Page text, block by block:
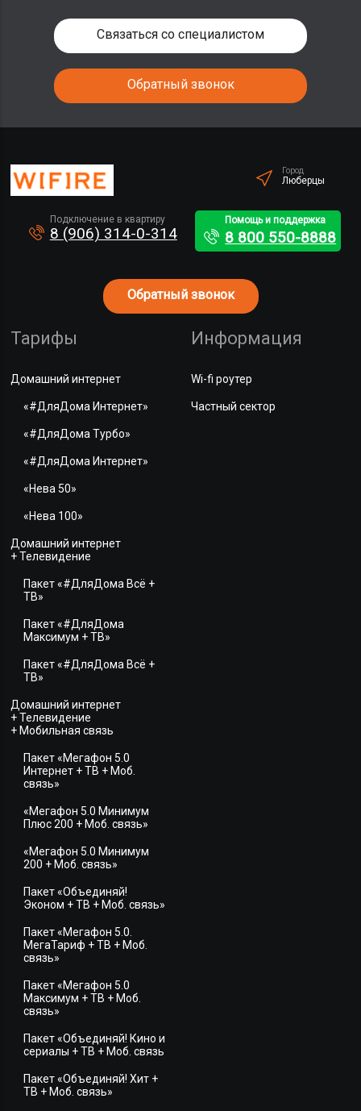
Связаться со специалистом
Обратный звонок
Город
Люберцы
Подключение в квартиру
8 (906) 314-0-314
Помощь и поддержка
8 800 550-8888
Обратный звонок
Тарифы
Домашний интернет
«#ДляДома Интернет»
«#ДляДома Турбо»
«#ДляДома Интернет»
«Нева 50»
«Нева 100»
Домашний интернет
+ Телевидение
Пакет «#ДляДома Всё +
ТВ»
Пакет «#ДляДома
Максимум + ТВ»
Пакет «#ДляДома Всё +
ТВ»
Домашний интернет
+ Телевидение
+ Мобильная связь
Пакет «Мегафон 5.0
Интернет + ТВ + Моб.
связь»
«Мегафон 5.0 Минимум
Плюс 200 + Моб. связь»
«Мегафон 5.0 Минимум
200 + Моб. связь»
Пакет «Объединяй!
Эконом + ТВ + Моб. связь»
Пакет «Мегафон 5.0.
МегаТариф + ТВ + Моб.
связь»
Пакет «Мегафон 5.0
Максимум + ТВ + Моб.
связь»
Пакет «Объединяй! Кино и
сериалы + ТВ + Моб. связь
Пакет «Объединяй! Хит +
ТВ + Моб. связь»
Информация
Wi-fi роутер
Частный сектор